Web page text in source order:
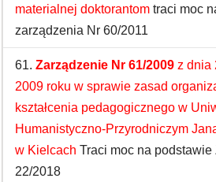
materialnej doktorantom traci moc
zarządzenia Nr 60/2011
61. Zarządzenie Nr 61/2009 z dnia
2009 roku w sprawie zasad
kształcenia pedagogicznego w
Humanistyczno-Przyrodniczym
w Kielcach Traci moc na
22/2018